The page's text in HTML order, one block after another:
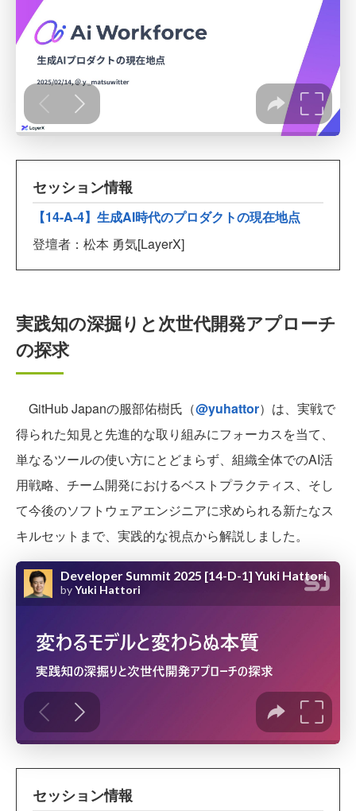
セッション情報
【14-A-4】生成AI時代のプロダクトの現在地点
登壇者：松本 勇気[LayerX]
実践知の深掘りと次世代開発アプローチ
の探求
GitHub Japanの服部佑樹氏（@yuhattor）は、実戦で
得られた知見と先進的な取り組みにフォーカスを当て、
単なるツールの使い方にとどまらず、組織全体でのAI活
用戦略、チーム開発におけるベストプラクティス、そし
て今後のソフトウェアエンジニアに求められる新たなス
キルセットまで、実践的な視点から解説しました。
セッション情報